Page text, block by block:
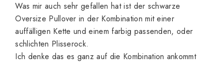
Was mir auch sehr gefallen hat ist der schwarze
Oversize Pullover in der Kombination mit einer
auffälligen Kette und einem farbig passenden, oder
schlichten Plisserock.
Ich denke das es ganz auf die Kombination ankommt